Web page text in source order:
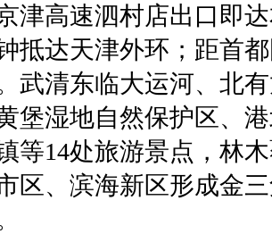
津高速泗村店出口即
抵达天津外环；距首
武清东临大运河、北
堡湿地自然保护区、
等14处旅游景点，林
区、滨海新区形成金